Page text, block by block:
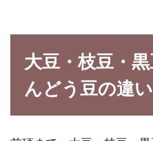
な味が楽
大豆・枝豆・
んどう豆の違